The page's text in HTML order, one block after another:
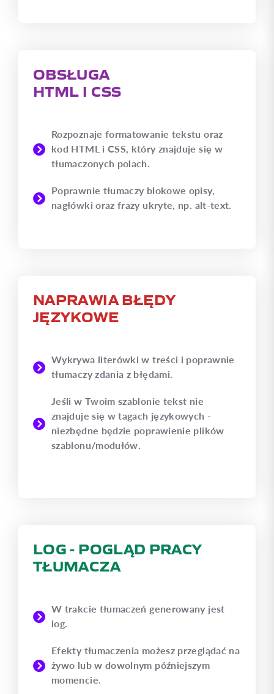
OBSŁUGA
HTML I CSS
Rozpoznaje formatowanie tekstu oraz
kod HTML i CSS, który znajduje się w
tłumaczonych polach.
Poprawnie tłumaczy blokowe opisy,
nagłówki oraz frazy ukryte, np. alt-text.
NAPRAWIA BŁĘDY
JĘZYKOWE
Wykrywa literówki w treści i poprawnie
tłumaczy zdania z błędami.
Jeśli w Twoim szablonie tekst nie
znajduje się w tagach językowych -
niezbędne będzie poprawienie plików
szablonu/modułów.
LOG - POGLĄD PRACY
TŁUMACZA
W trakcie tłumaczeń generowany jest
log.
Efekty tłumaczenia możesz przeglądać na
żywo lub w dowolnym późniejszym
momencie.